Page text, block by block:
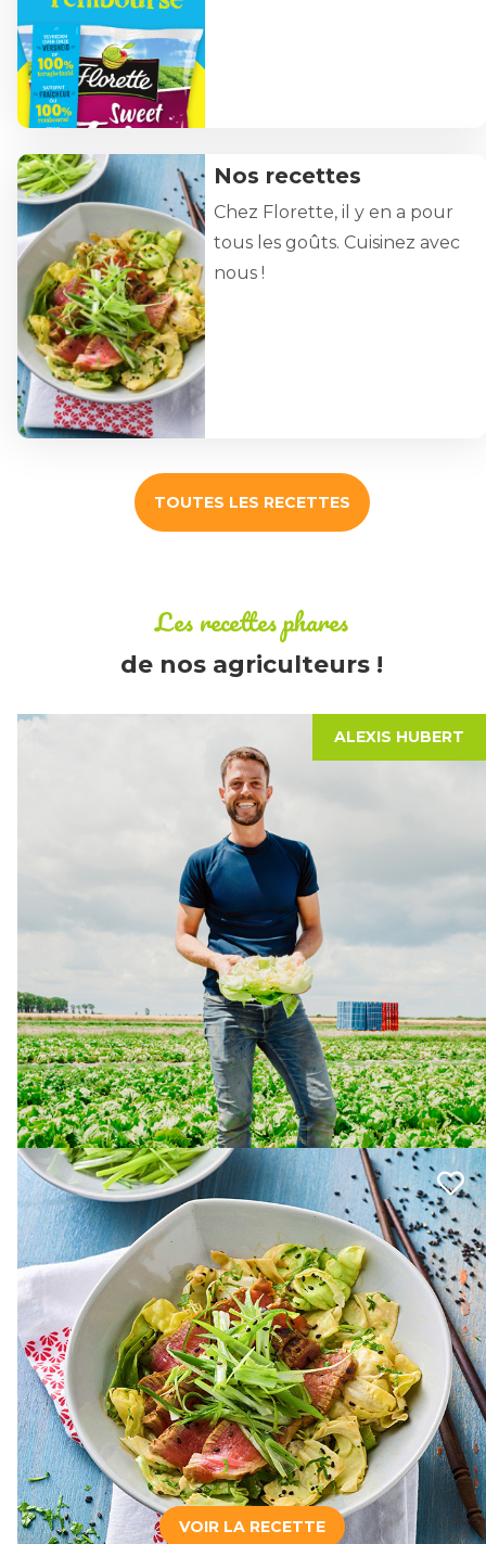
JE DÉCOUVRE
Nos recettes
Chez Florette, il y en a pour
tous les goûts. Cuisinez avec
nous !
TOUTES LES RECETTES
Les recettes phares
de nos agriculteurs !
ALEXIS HUBERT
VOIR LA RECETTE